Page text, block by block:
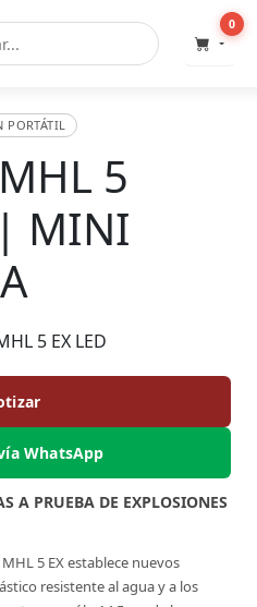
0
PORTÁTIL
5
| MINI
5 EX LED
WhatsApp
A PRUEBA DE EXPLOSIONES
5 EX establece nuevos
resistente al agua y a los